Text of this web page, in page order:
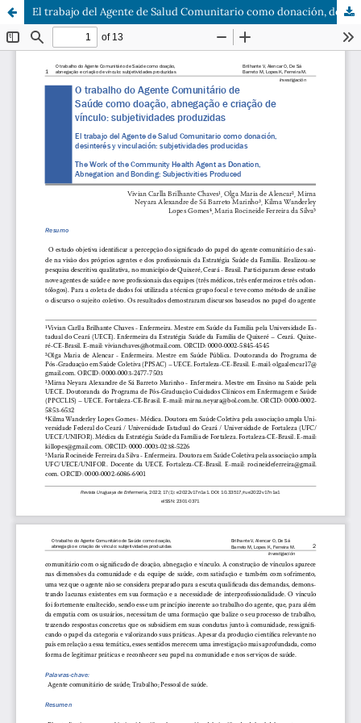
El trabajo del Agente de Salud Comunitario como donación, desinterés y vinculación: subjetividades producidas